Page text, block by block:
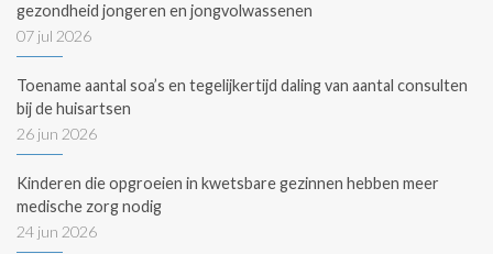
gezondheid jongeren en jongvolwassenen
07 jul 2026
Toename aantal soa’s en tegelijkertijd daling van aantal consulten
bij de huisartsen
26 jun 2026
Kinderen die opgroeien in kwetsbare gezinnen hebben meer
medische zorg nodig
24 jun 2026